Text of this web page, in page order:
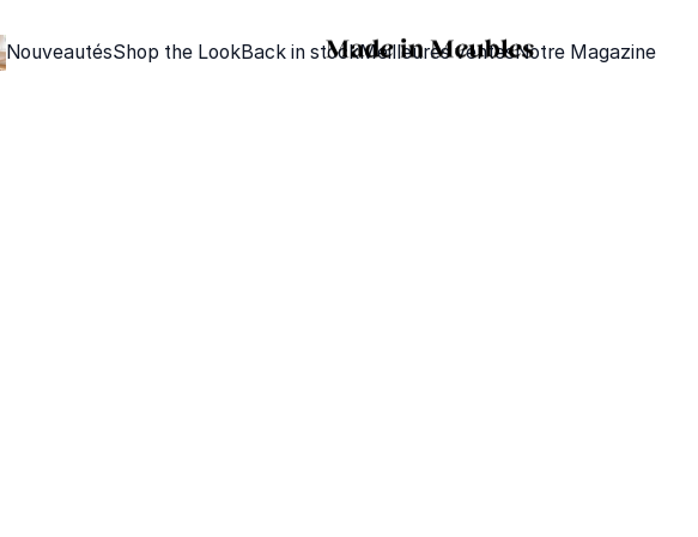
NouveautésShop the LookBack in stockMeilleures ventesNotre Magazine